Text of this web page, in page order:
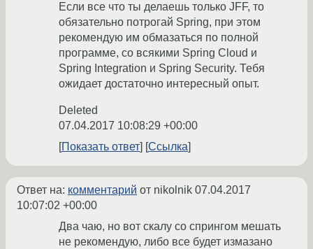
Если все что ты делаешь только JFF, то
обязательно потрогай Spring, при этом
рекомендую им обмазаться по полной
программе, со всякими Spring Cloud и
Spring Integration и Spring Security. Тебя
ожидает достаточно интересный опыт.
Deleted
07.04.2017 10:08:29 +00:00
Показать ответ
Ссылка
Ответ на: комментарий от nikolnik 07.04.2017
10:07:02 +00:00
Два чаю, но вот скалу со спрингом мешать
не рекомендую, либо все будет измазано